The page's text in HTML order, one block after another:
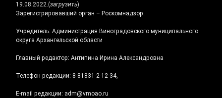
19.08.2022.(загрузить)
Зарегистрировавший орган – Роскомнадзор.
Учредитель: Администрация Виноградовского муниципального
округа Архангельской области
Главный редактор: Антипина Ирина Александровна
Телефон редакции: 8-81831-2-12-34,
E-mail редакции: adm@vmoao.ru